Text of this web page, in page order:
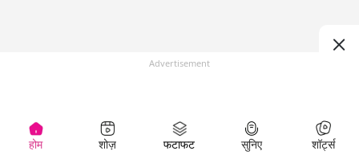
Advertisement
होम शोज़ फटाफट सुनिए शॉर्ट्स